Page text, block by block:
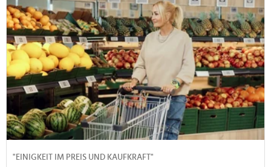
"EINIGKEIT IM PREIS UND KAUFKRAFT"